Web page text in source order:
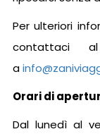
Per ulteriori
contattaci
a
Orari di
Dal lunedì al